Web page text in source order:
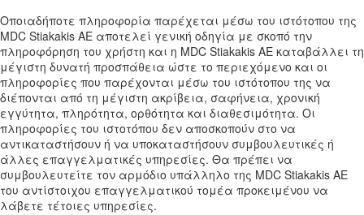
Οποιαδήποτε πληροφορία παρέχεται μέσω του ιστότοπου της
MDC Stiakakis AE αποτελεί γενική οδηγία με σκοπό την
πληροφόρηση του χρήστη και η MDC Stiakakis AE καταβάλλει τη
μέγιστη δυνατή προσπάθεια ώστε το περιεχόμενο και οι
πληροφορίες που παρέχονται μέσω του ιστότοπου της να
διέπονται από τη μέγιστη ακρίβεια, σαφήνεια, χρονική
εγγύτητα, πληρότητα, ορθότητα και διαθεσιμότητα. Οι
πληροφορίες του ιστοτόπου δεν αποσκοπούν στο να
αντικαταστήσουν ή να υποκαταστήσουν συμβουλευτικές ή
άλλες επαγγελματικές υπηρεσίες. Θα πρέπει να
συμβουλευτείτε τον αρμόδιο υπάλληλο της MDC Stiakakis AE
του αντίστοιχου επαγγελματικού τομέα προκειμένου να
λάβετε τέτοιες υπηρεσίες.